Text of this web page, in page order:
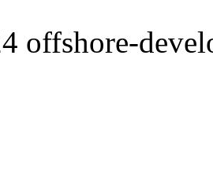
offshore-